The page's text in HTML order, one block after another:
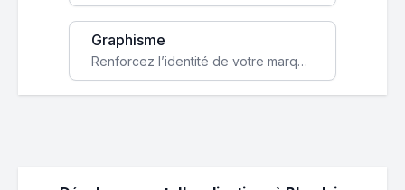
Graphisme
Renforcez l’identité de votre marque avec un design unique qui capte l’attention et engage vos clients.